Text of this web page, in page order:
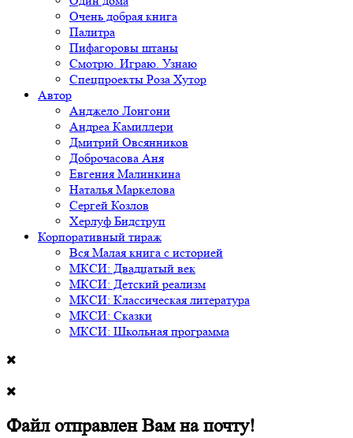
Очень добрая книга
Палитра
Пифагоровы штаны
Смотрю. Играю. Узнаю
Спецпроекты Роза Хутор
Автор
Анджело Лонгони
Андреа Камиллери
Дмитрий Овсянников
Доброчасова Аня
Евгения Малинкина
Наталья Маркелова
Сергей Козлов
Херлуф Бидструп
Корпоративный тираж
Вся Малая книга с историей
МКСИ: Двадцатый век
МКСИ: Детский реализм
МКСИ: Классическая литература
МКСИ: Сказки
МКСИ: Школьная программа
Файл отправлен Вам на почту!